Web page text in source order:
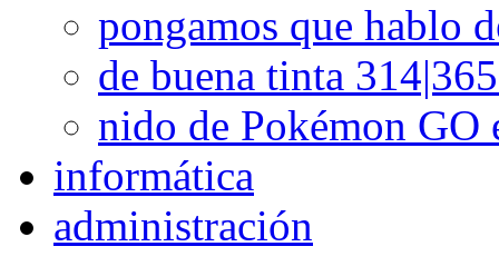
pongamos que hablo
de buena tinta
nido de Pokémon GO
informática
administración